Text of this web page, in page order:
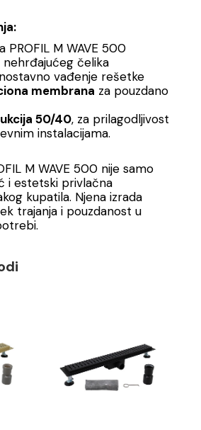
PROFIL M WAVE 500
nehrđajućeg čelika
vađenje rešetke
membrana za pouzdano
50/40, za prilagodljivost
instalacijama.
M WAVE 500 nije samo
i estetski privlačna
kupatila. Njena izrada
trajanja i pouzdanost u